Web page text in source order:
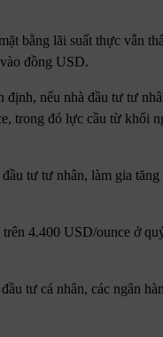
bằng lãi suất thực vẫn
đồng USD.
định, nếu nhà đầu tư tư
trong đó lực cầu từ khối
tư tư nhân, làm gia tăng
4.400 USD/ounce ở
tư cá nhân, các ngân